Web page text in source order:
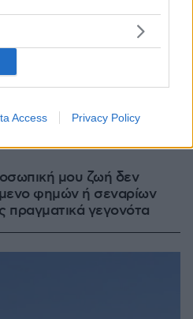
Access Privacy Policy
μου ζωή δεν
φημών ή σεναρίων
πραγματικά γεγονότα